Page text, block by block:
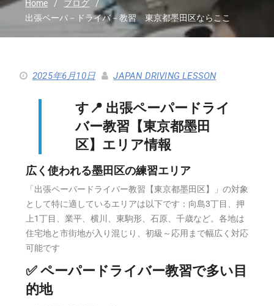
Home
ブログ
出張ペーパ－ドライバ－教習 東京都墨田区ならここ
2025年6月10日 JAPAN DRIVING LESSON
す📍 出張ペーパードライ
バー教習【東京都墨田
区】エリア情報
広く使われる墨田区の練習エリア
「出張ペーパードライバー教習【東京都墨田区】」の対象
として特に適しているエリアは以下です：向島3丁目、押
上1丁目、業平、横川、東駒形、石原、千歳など。各地は
住宅地と市街地が入り混じり、初級～応用まで幅広く対応
可能です
✅ ペーパードライバー教習で多い目
的地